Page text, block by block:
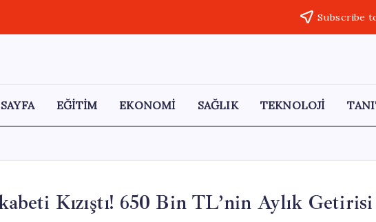
Subscribe
EĞİTİM EKONOMİ SAĞLIK TEKNOLOJİ
Kızıştı! 650 Bin TL’nin Aylık Getirisi